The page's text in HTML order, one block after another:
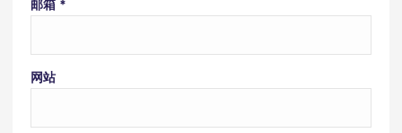
邮箱 *
网站